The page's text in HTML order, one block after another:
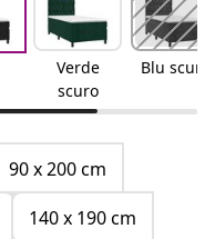
Verde
scuro
Blu scuro
90 x 200 cm
140 x 190 cm